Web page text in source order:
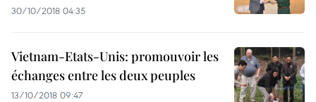
30/10/2018 04:35
Vietnam-Etats-Unis: promouvoir les
échanges entre les deux peuples
13/10/2018 09:47